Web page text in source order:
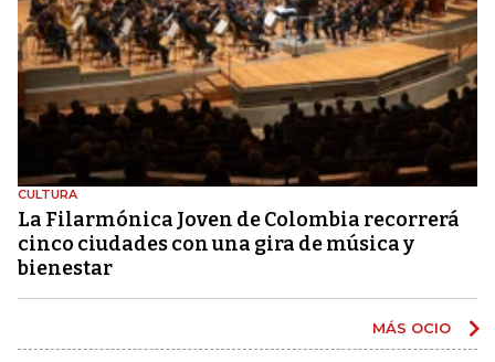
CULTURA
La Filarmónica Joven de Colombia recorrerá
cinco ciudades con una gira de música y
bienestar
MÁS OCIO